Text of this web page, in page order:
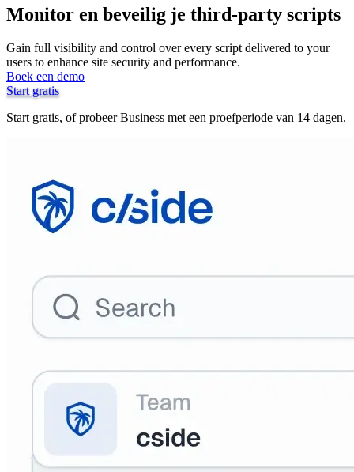
Monitor en beveilig je third-party scripts
Gain full visibility and control over every script delivered to your
users to enhance site security and performance.
Boek een demo
Start gratis
Start gratis, of probeer Business met een proefperiode van 14 dagen.